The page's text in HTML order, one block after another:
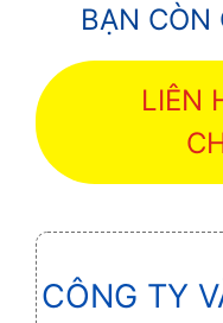
BẠN
LIÊN
CÔNG TY